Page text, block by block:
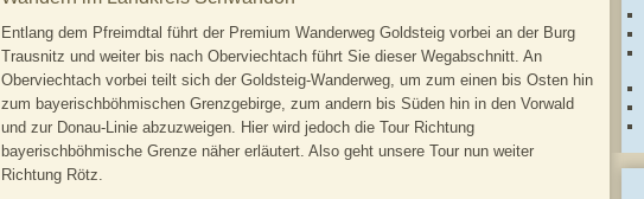
Entlang dem Pfreimdtal führt der Premium Wanderweg Goldsteig vorbei an der Burg
Trausnitz und weiter bis nach Oberviechtach führt Sie dieser Wegabschnitt. An
Oberviechtach vorbei teilt sich der Goldsteig-Wanderweg, um zum einen bis Osten hin
zum bayerischböhmischen Grenzgebirge, zum andern bis Süden hin in den Vorwald
und zur Donau-Linie abzuzweigen. Hier wird jedoch die Tour Richtung
bayerischböhmische Grenze näher erläutert. Also geht unsere Tour nun weiter
Richtung Rötz.